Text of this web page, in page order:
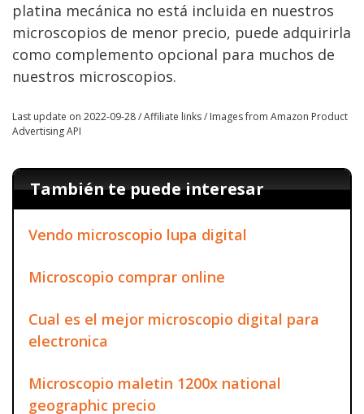
platina mecánica no está incluida en nuestros
microscopios de menor precio, puede adquirirla
como complemento opcional para muchos de
nuestros microscopios.
Last update on 2022-09-28 / Affiliate links / Images from Amazon Product
Advertising API
También te puede interesar
Vendo microscopio lupa digital
Microscopio comprar online
Cual es el mejor microscopio digital para
electronica
Microscopio maletin 1200x national
geographic precio